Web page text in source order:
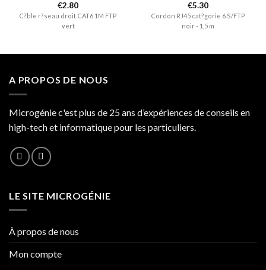
€2.80
C?ble r?seau droit CAT6 1M FTP
vert
€5.30
Cordon RJ45 cat?gorie 6 S/FTP
noir - 1,5 m
A PROPOS DE NOUS
Microgénie c'est plus de 25 ans d’expériences de conseils en
high-tech et informatique pour les particuliers.
LE SITE MICROGÉNIE
À propos de nous
Mon compte